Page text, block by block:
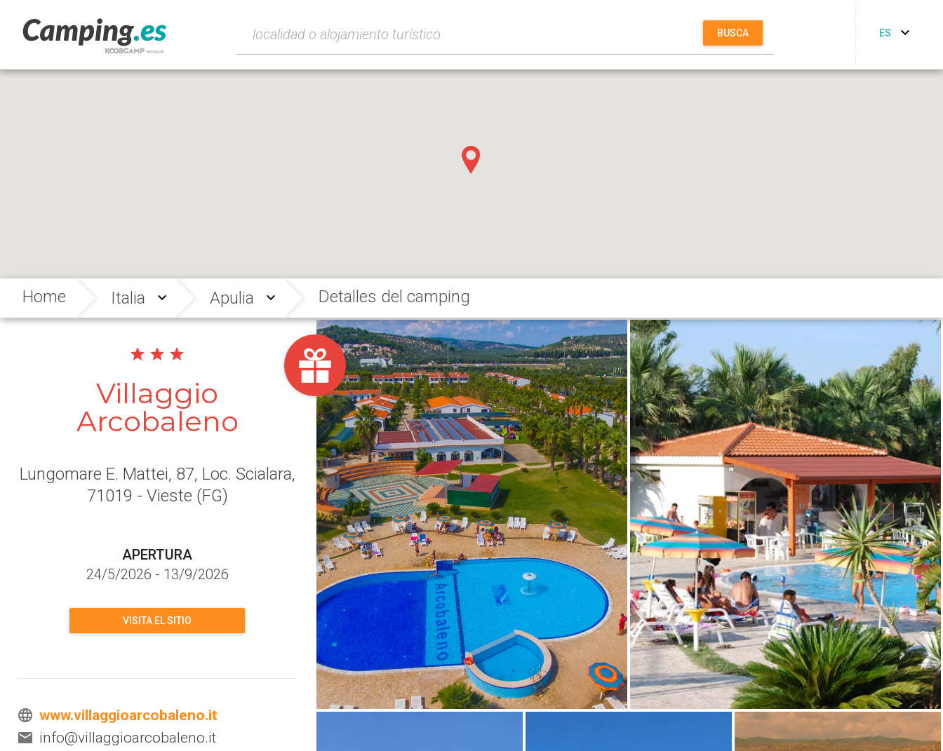
BUSCA ES
Home Italia Apulia Detalles del camping
Villaggio
Arcobaleno
Lungomare E. Mattei, 87, Loc. Scialara,
71019 - Vieste (FG)
APERTURA
24/5/2026 - 13/9/2026
VISITA EL SITIO
www.villaggioarcobaleno.it
info@villaggioarcobaleno.it